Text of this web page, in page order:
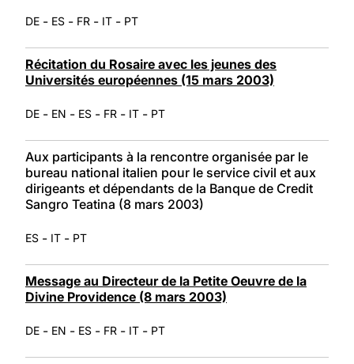
DE - ES - FR - IT - PT
Récitation du Rosaire avec les jeunes des
Universités européennes (15 mars 2003)
DE - EN - ES - FR - IT - PT
Aux participants à la rencontre organisée par le
bureau national italien pour le service civil et aux
dirigeants et dépendants de la Banque de Credit
Sangro Teatina (8 mars 2003)
ES - IT - PT
Message au Directeur de la Petite Oeuvre de la
Divine Providence (8 mars 2003)
DE - EN - ES - FR - IT - PT